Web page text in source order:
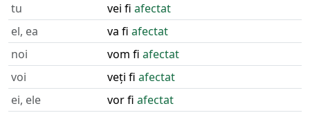
tu
vei fi afectat
el, ea
va fi afectat
noi
vom fi afectat
voi
veți fi afectat
ei, ele
vor fi afectat